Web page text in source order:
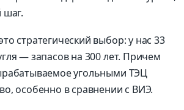
шаг.
стратегический выбор: у нас 33
— запасов на 300 лет. Причем
угольными ТЭЦ
особенно в сравнении с ВИЭ.